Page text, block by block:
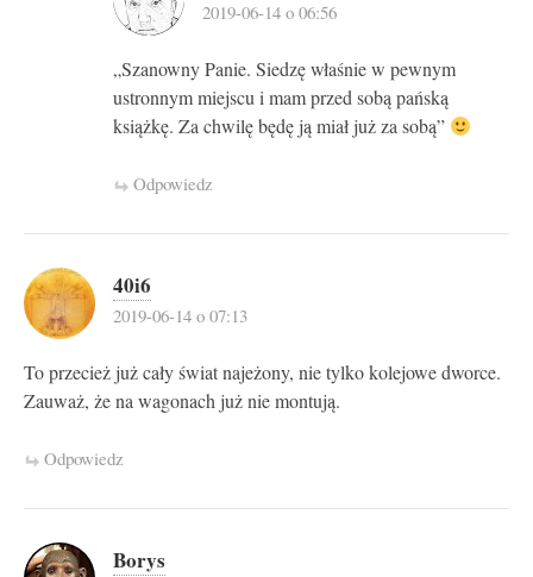
2019-06-14 o 06:56
„Szanowny Panie. Siedzę właśnie w pewnym
ustronnym miejscu i mam przed sobą pańską
książkę. Za chwilę będę ją miał już za sobą”
Odpowiedz
40i6
2019-06-14 o 07:13
To przecież już cały świat najeżony, nie tylko kolejowe dworce.
Zauważ, że na wagonach już nie montują.
Odpowiedz
Borys